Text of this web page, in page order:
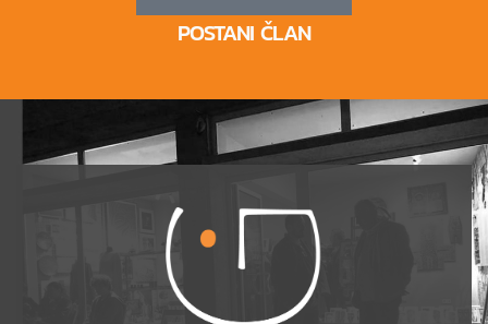
POSTANI ČLAN